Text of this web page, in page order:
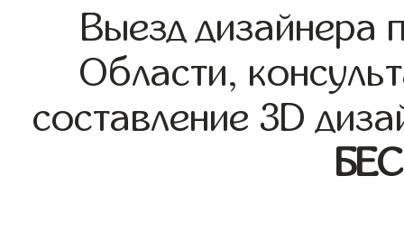
Выезд дизайнера
Области,
составление 3D